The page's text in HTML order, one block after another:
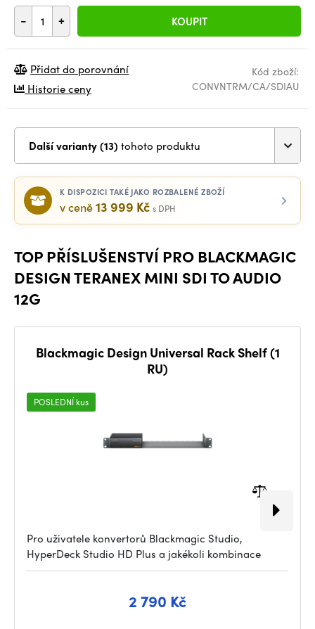
- + KOUPIT
Kód zboží:
CONVNTRM/CA/SDIAU
Přidat do porovnání
Historie ceny
Další varianty (13) tohoto produktu
K DISPOZICI TAKÉ JAKO ROZBALENÉ ZBOŽÍ
v ceně13 999 Kč s DPH
TOP PŘÍSLUŠENSTVÍ PRO BLACKMAGIC
DESIGN TERANEX MINI SDI TO AUDIO
12G
Blackmagic Design Universal Rack Shelf (1
RU)
POSLEDNÍ kus
Pro uživatele konvertorů Blackmagic Studio,
HyperDeck Studio HD Plus a jakékoli kombinace
2 790 Kč